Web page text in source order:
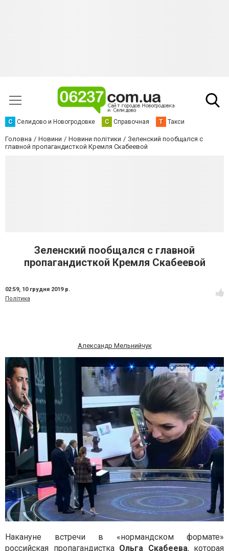
С Селидово и Новогродовке С Справочная Т Такси
Головна Новини Новини політики
Зеленский пообщался с
главной пропагандисткой Кремля Скабеевой
Зеленский пообщался с главной
пропагандисткой Кремля Скабеевой
02:59, 10 грудня 2019 р.
Політика
Александр Мельнийчук
Накануне встречи в «нормандском формате»
российская пропагандистка Ольга Скабеева, которая